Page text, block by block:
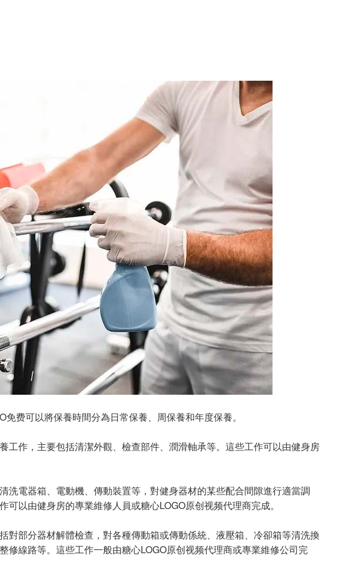
费可以將保養時間分為日常保養、周保養和年度保養。
工作，主要包括清潔外觀、檢查部件、潤滑軸承等。這些工作可以由健身房
洗電器箱、電動機、傳動裝置等，對健身器材的某些配合間隙進行適當調
以由健身房的專業維修人員或糖心LOGO原创视频代理商完成。
對部分器材解體檢查，對各種傳動箱或傳動係統、液壓箱、冷卻箱等清洗換
修線路等。這些工作一般由糖心LOGO原创视频代理商或專業維修公司完